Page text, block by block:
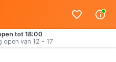
tot 18:00
open van 12 - 17